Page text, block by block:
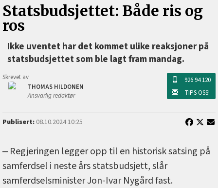
Statsbudsjettet: Både ris og
ros
Ikke uventet har det kommet ulike reaksjoner på
statsbudsjettet som ble lagt fram mandag.
Skrevet av
THOMAS HILDONEN
Ansvarlig redaktør
926 94 120
TIPS OSS!
Publisert:08.10.2024 10:25
‒ Regjeringen legger opp til en historisk satsing på
samferdsel i neste års statsbudsjett, slår
samferdselsminister Jon-Ivar Nygård fast.